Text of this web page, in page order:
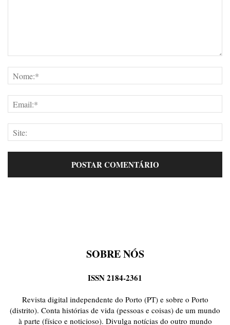
SOBRE NÓS
ISSN 2184-2361
Revista digital independente do Porto (PT) e sobre o Porto
(distrito). Conta histórias de vida (pessoas e coisas) de um mundo
à parte (físico e noticioso). Divulga notícias do outro mundo